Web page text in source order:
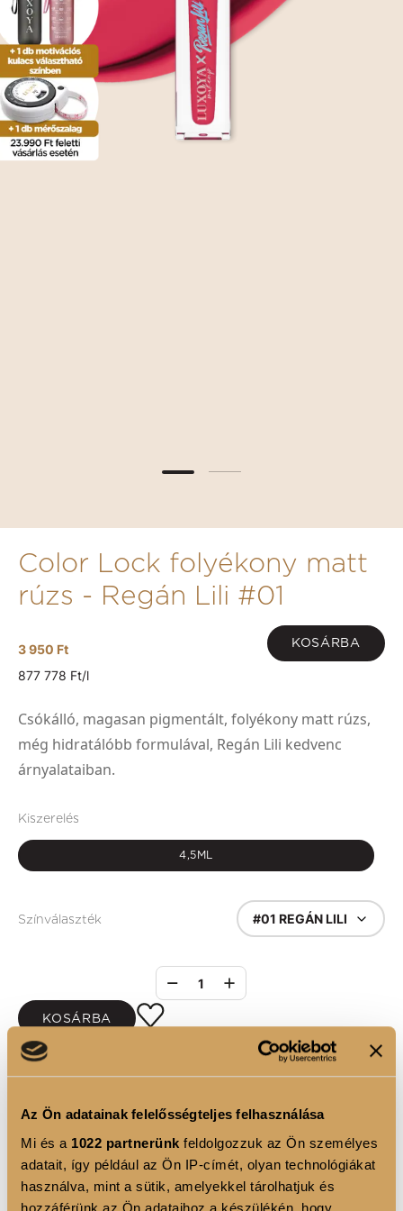
Az Ön adatainak felelősségteljes felhasználása
Mi és a 1022 partnerünk feldolgozzuk az Ön személyes
adatait, így például az Ön IP-címét, olyan technológiákat
használva, mint a sütik, amelyekkel tárolhatjuk és
hozzáférünk az Ön adataihoz a készülékén, hogy
Color Lock folyékony matt
rúzs - Regán Lili #01
3 950 Ft KOSÁRBA
877 778 Ft/l
Csókálló, magasan pigmentált, folyékony matt rúzs,
még hidratálóbb formulával, Regán Lili kedvenc
árnyalataiban.
Kiszerelés
4,5ML
Színválaszték #01 REGÁN LILI
1
KOSÁRBA
TERMÉKLEÍRÁS
• Csókálló tulajdonságában bízhatunk